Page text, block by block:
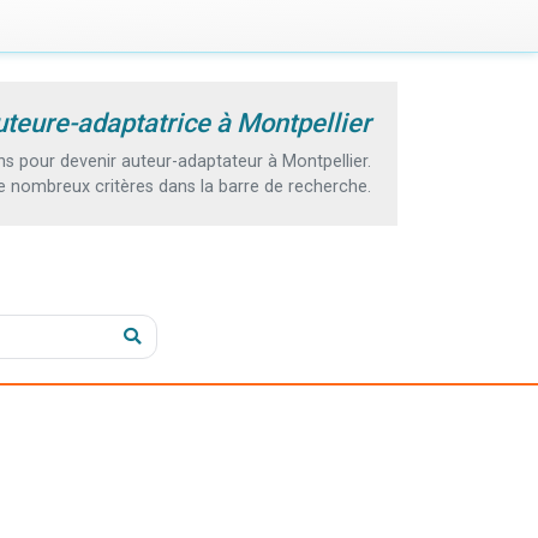
adaptatrice à Montpellier
pour devenir auteur-adaptateur à Montpellier.
critères dans la barre de recherche.